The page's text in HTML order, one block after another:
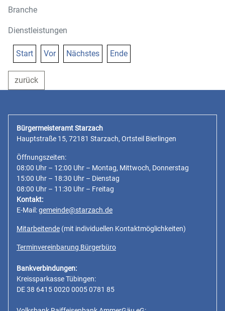
Branche
Dienstleistungen
Start Vor Nächstes Ende
zurück
Bürgermeisteramt Starzach
Hauptstraße 15, 72181 Starzach, Ortsteil Bierlingen
Öffnungszeiten:
08:00 Uhr – 12:00 Uhr – Montag, Mittwoch, Donnerstag
15:00 Uhr – 18:30 Uhr – Dienstag
08:00 Uhr – 11:30 Uhr – Freitag
Kontakt:
E-Mail:gemeinde@starzach.de
Mitarbeitende (mit individuellen Kontaktmöglichkeiten)
Terminvereinbarung Bürgerbüro
Bankverbindungen:
Kreissparkasse Tübingen:
DE 38 6415 0020 0005 0781 85